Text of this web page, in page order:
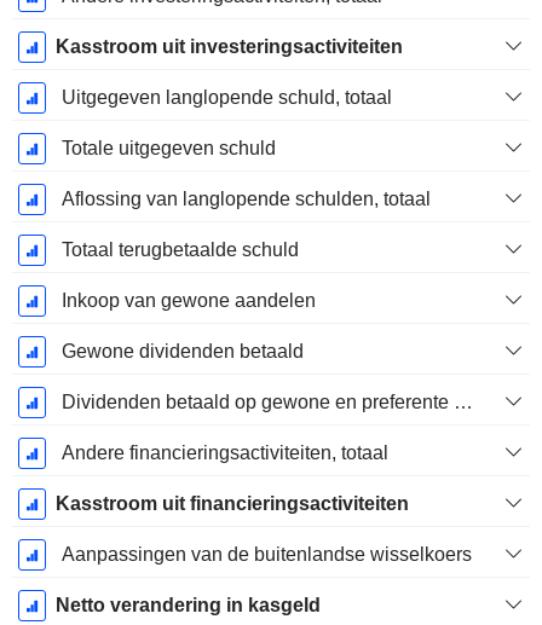
Kasstroom uit investeringsactiviteiten
Uitgegeven langlopende schuld, totaal
Totale uitgegeven schuld
Aflossing van langlopende schulden, totaal
Totaal terugbetaalde schuld
Inkoop van gewone aandelen
Gewone dividenden betaald
Dividenden betaald op gewone en preferente aandelen
Andere financieringsactiviteiten, totaal
Kasstroom uit financieringsactiviteiten
Aanpassingen van de buitenlandse wisselkoers
Netto verandering in kasgeld